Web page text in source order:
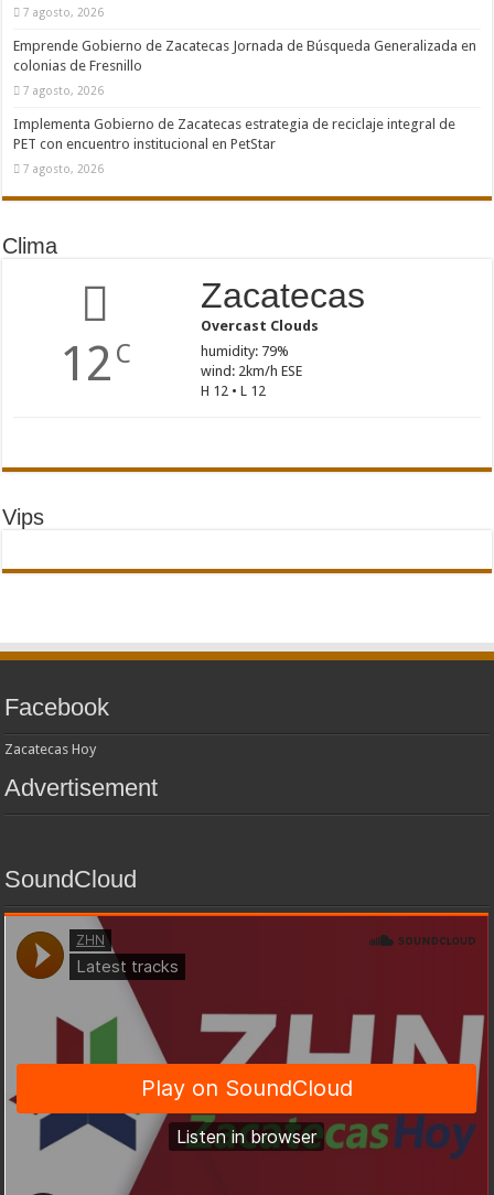
7 agosto, 2026
Emprende Gobierno de Zacatecas Jornada de Búsqueda Generalizada en
colonias de Fresnillo
7 agosto, 2026
Implementa Gobierno de Zacatecas estrategia de reciclaje integral de
PET con encuentro institucional en PetStar
7 agosto, 2026
Clima
12 C
Zacatecas
Overcast Clouds
humidity: 79%
wind: 2km/h ESE
H 12 • L 12
Vips
Facebook
Zacatecas Hoy
Advertisement
SoundCloud